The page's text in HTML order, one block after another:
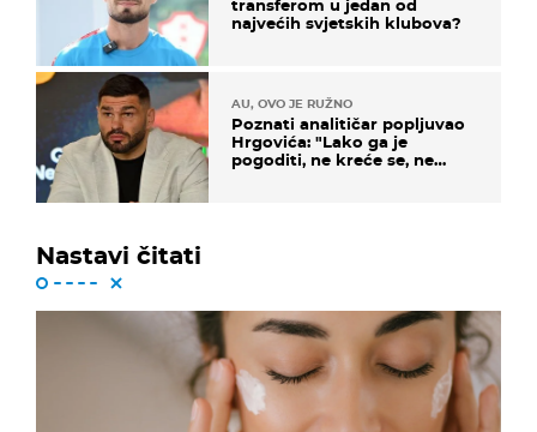
transferom u jedan od
najvećih svjetskih klubova?
AU, OVO JE RUŽNO
Poznati analitičar popljuvao
Hrgovića: "Lako ga je
pogoditi, ne kreće se, ne
Nastavi čitati